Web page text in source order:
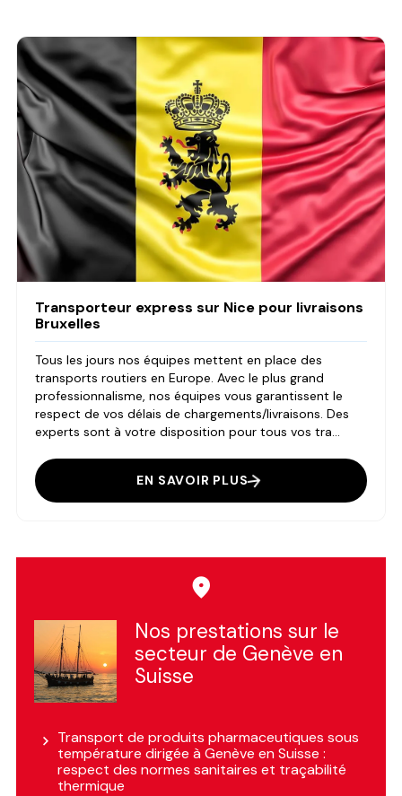
Transporteur express sur Nice pour livraisons
Bruxelles
Tous les jours nos équipes mettent en place des
transports routiers en Europe. Avec le plus grand
professionnalisme, nos équipes vous garantissent le
respect de vos délais de chargements/livraisons. Des
experts sont à votre disposition pour tous vos tra...
EN SAVOIR PLUS
Nos prestations sur le
secteur de Genève en
Suisse
Transport de produits pharmaceutiques sous
température dirigée à Genève en Suisse :
respect des normes sanitaires et traçabilité
thermique